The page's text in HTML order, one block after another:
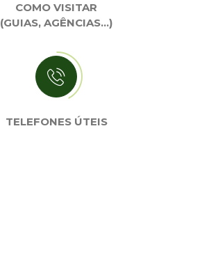
COMO VISITAR
(GUIAS, AGÊNCIAS…)
TELEFONES ÚTEIS